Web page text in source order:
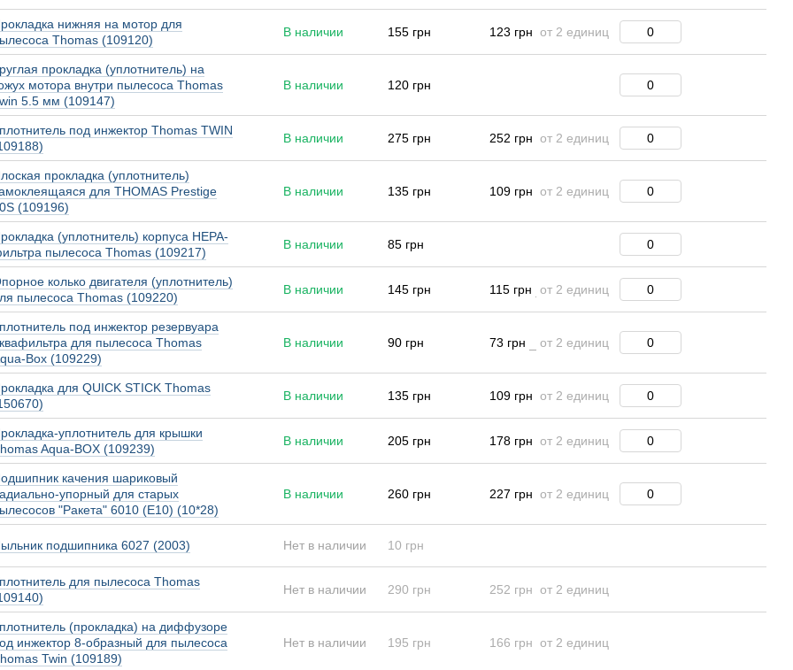
нижняя на мотор для
Thomas (109120)
В наличии 155 грн 123 грн от 2 единиц
прокладка (уплотнитель) на
мотора внутри пылесоса Thomas
5.5 мм (109147)
В наличии 120 грн
под инжектор Thomas TWIN
В наличии 275 грн 252 грн от 2 единиц
прокладка (уплотнитель)
для THOMAS Prestige
(109196)
В наличии 135 грн 109 грн от 2 единиц
(уплотнитель) корпуса HEPA-
пылесоса Thomas (109217)
В наличии 85 грн
колько двигателя (уплотнитель)
пылесоса Thomas (109220)
В наличии 145 грн 115 грн от 2 единиц
под инжектор резервуара
для пылесоса Thomas
Box (109229)
В наличии 90 грн 73 грн от 2 единиц
для QUICK STICK Thomas
В наличии 135 грн 109 грн от 2 единиц
уплотнитель для крышки
Aqua-BOX (109239)
В наличии 205 грн 178 грн от 2 единиц
качения шариковый
упорный для старых
"Ракета" 6010 (Е10) (10*28)
В наличии 260 грн 227 грн от 2 единиц
подшипника 6027 (2003) Нет в наличии 10 грн
для пылесоса Thomas
Нет в наличии 290 грн 252 грн от 2 единиц
(прокладка) на диффузоре
инжектор 8-образный для пылесоса
Twin (109189)
Нет в наличии 195 грн 166 грн от 2 единиц